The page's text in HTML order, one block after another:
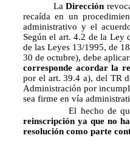
LaDirección
recaída en un
administrativo y el
Según el art. 4.2 de la Ley
de las Leyes 13/1995, de
30 de octubre), debe
corresponde acordar la
por el art. 39.4 a), del TR
Administración por
sea firme en vía
El hecho de
reinscripción ya que no
resolución como parte